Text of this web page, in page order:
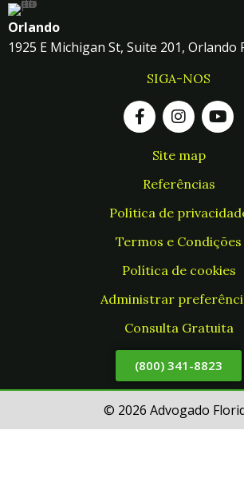
Orlando
1925 E Michigan St, Suite 201, Orlando
SIGA-NOS
Site map
Referências
Política de
Termos e Condições
Política de cookies
Administrar
Consulta Gratuita
(800) 341-8823
© 2026 Advogado